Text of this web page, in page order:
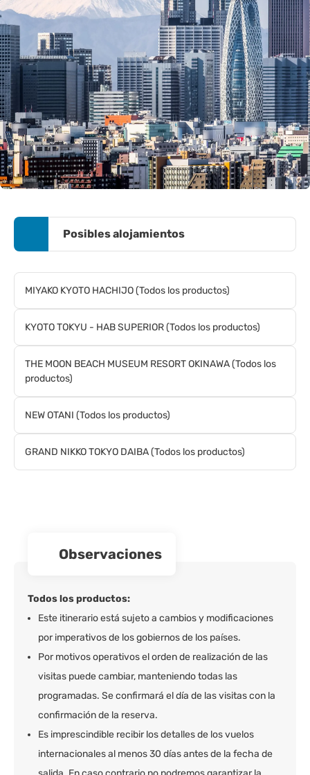
Posibles alojamientos
MIYAKO KYOTO HACHIJO (Todos los productos)
KYOTO TOKYU - HAB SUPERIOR (Todos los productos)
THE MOON BEACH MUSEUM RESORT OKINAWA (Todos los
productos)
NEW OTANI (Todos los productos)
GRAND NIKKO TOKYO DAIBA (Todos los productos)
observaciones
Todos los productos:
Este itinerario está sujeto a cambios y modificaciones
por imperativos de los gobiernos de los países.
Por motivos operativos el orden de realización de las
visitas puede cambiar, manteniendo todas las
programadas. Se confirmará el día de las visitas con la
confirmación de la reserva.
Es imprescindible recibir los detalles de los vuelos
internacionales al menos 30 días antes de la fecha de